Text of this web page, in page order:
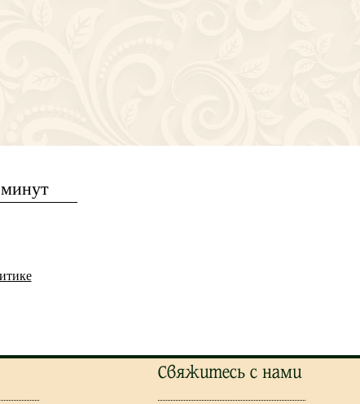
Свяжитесь с нами